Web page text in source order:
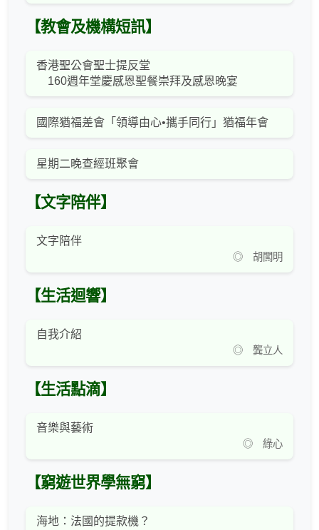
【教會及機構短訊】
香港聖公會聖士提反堂
160週年堂慶感恩聖餐崇拜及感恩晚宴
國際猶福差會「領導由心•攜手同行」猶福年會
星期二晚查經班聚會
【文字陪伴】
文字陪伴
◎ 胡闖明
【生活迴響】
自我介紹
◎ 龔立人
【生活點滴】
音樂與藝術
◎ 綠心
【窮遊世界學無窮】
海地：法國的提款機？